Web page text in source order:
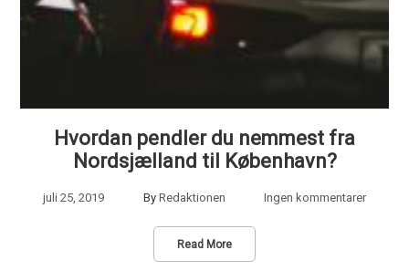
Hvordan pendler du nemmest fra
Nordsjælland til København?
juli 25, 2019 By Redaktionen Ingen kommentarer
Read More